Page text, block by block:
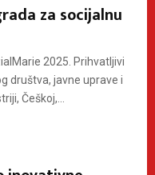
za socijalnu
2025. Prihvatljivi
društva, javne uprave i
Češkoj,...